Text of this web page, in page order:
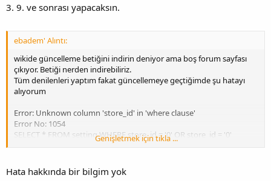
3. 9. ve sonrası yapacaksın.
ebadem' Alıntı:
wikide güncelleme betiğini indirin deniyor ama boş forum sayfası
çıkıyor. Betiği nerden indirebiliriz.
Tüm denilenleri yaptım fakat güncellemeye geçtiğimde şu hatayı
alıyorum
Error: Unknown column 'store_id' in 'where clause'
Error No: 1054
SELECT * FROM setting WHERE store_id = '0' OR store_id = '0'
Genişletmek için tıkla ...
Hata hakkında bir bilgim yok